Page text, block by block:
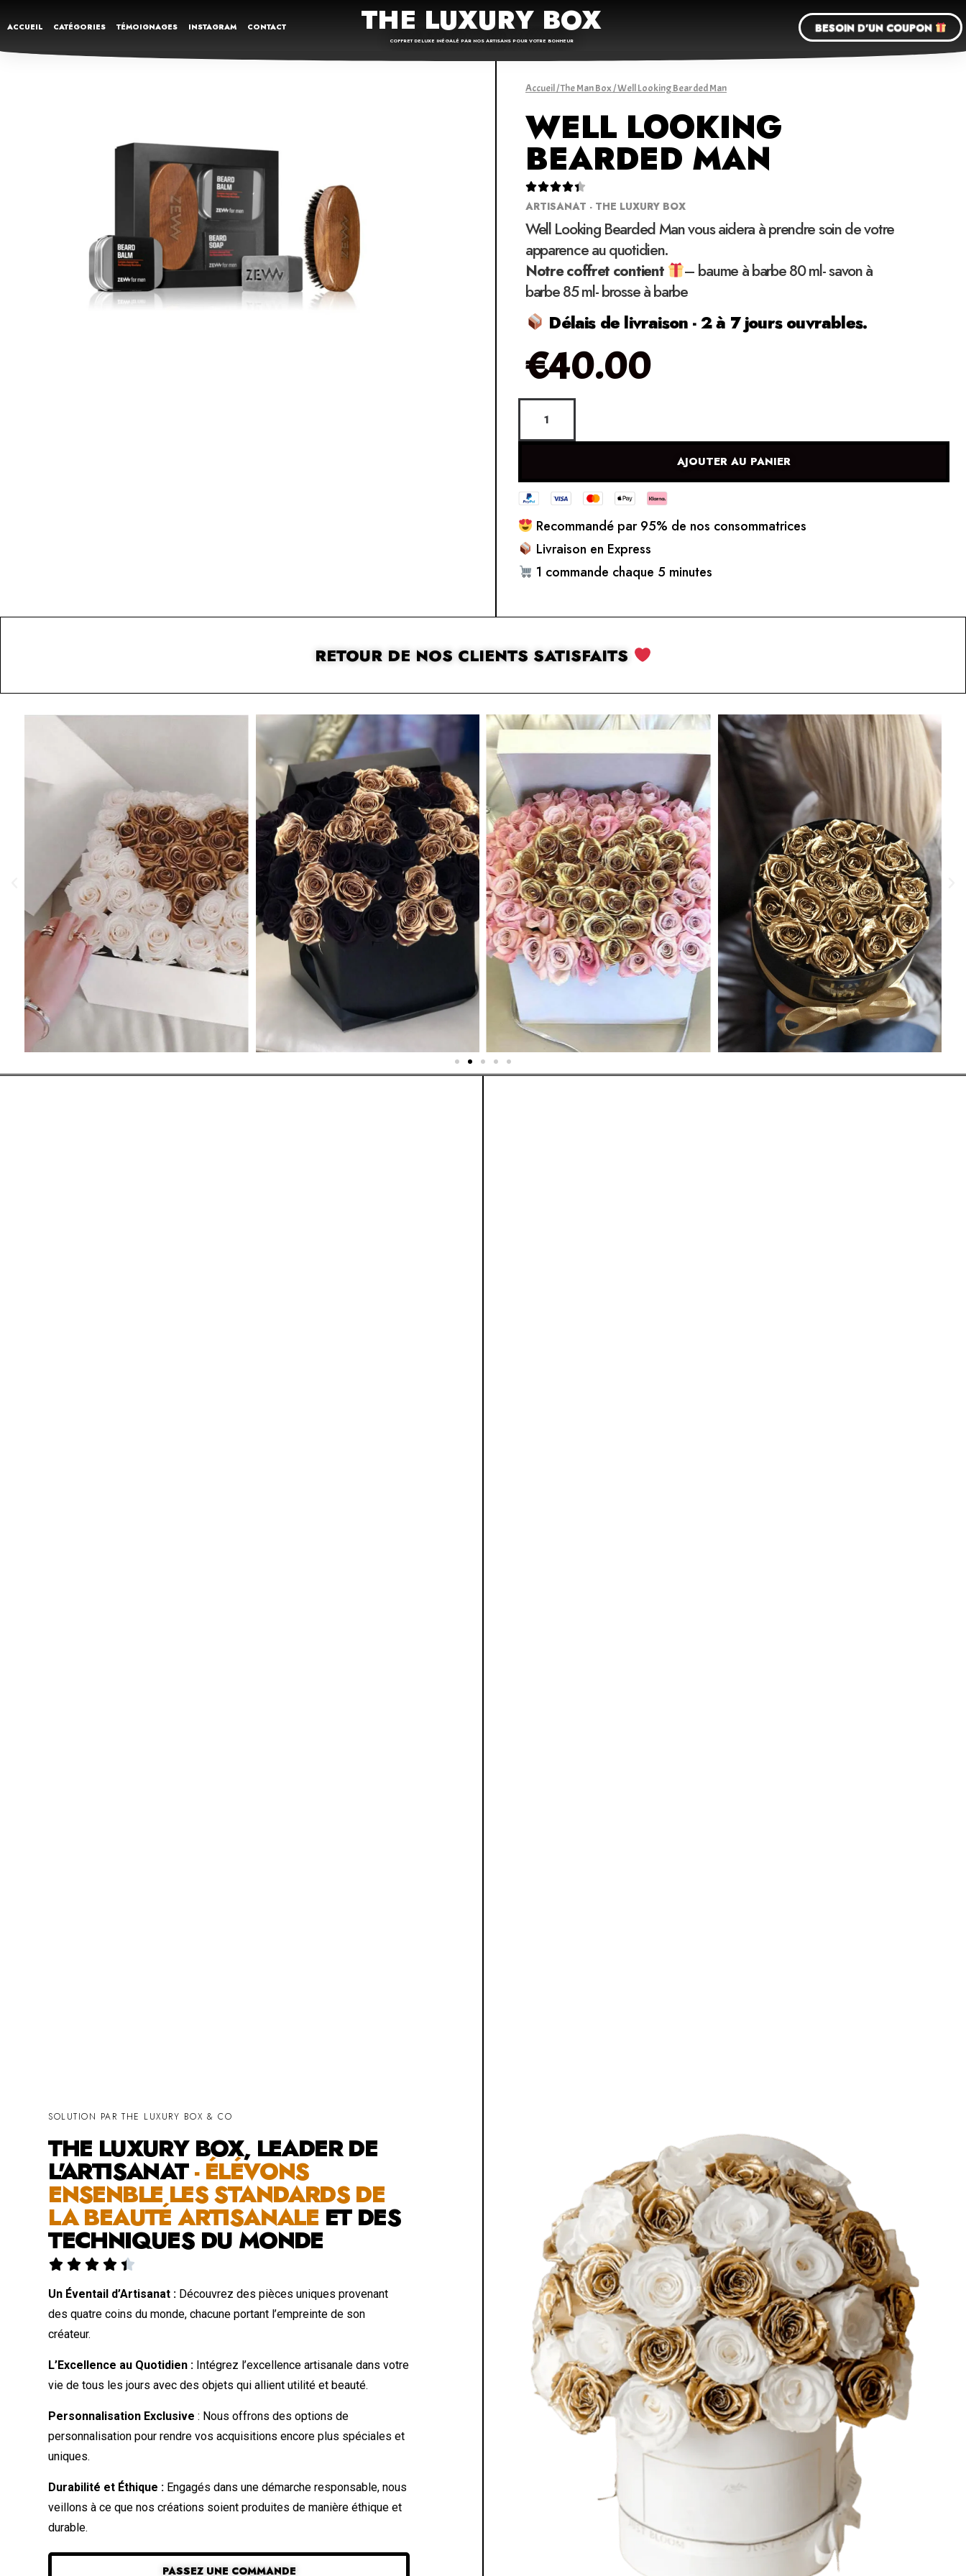
ACCUEIL CATÉGORIES TÉMOIGNAGES INSTAGRAM CONTACT THE LUXURY BOX
COFFRET DELUXE INÉGALÉ PAR NOS ARTISANS POUR VOTRE BONHEUR
BESOIN D'UN COUPON
Accueil/The Man Box/ Well Looking Bearded Man
WELL LOOKING
BEARDED MAN

ARTISANAT - THE LUXURY BOX
Well Looking Bearded Man vous aidera à prendre soin de votre
apparence au quotidien.
Notre coffret contient
– baume à barbe 80 ml- savon à
barbe 85 ml- brosse à barbe
Délais de livraison - 2 à 7 jours ouvrables.
€40.00
AJOUTER AU PANIER
Recommandé par 95% de nos consommatrices
Livraison en Express
1 commande chaque 5 minutes
RETOUR DE NOS CLIENTS SATISFAITS
SOLUTION PAR THE LUXURY BOX & CO
THE LUXURY BOX, LEADER DE
L'ARTISANAT- ÉLÉVONS
ENSENBLE LES STANDARDS DE
LA BEAUTÉ ARTISANALE ET DES
TECHNIQUES DU MONDE
    
Un Éventail d’Artisanat : Découvrez des pièces uniques provenant
des quatre coins du monde, chacune portant l’empreinte de son
créateur.
L’Excellence au Quotidien : Intégrez l’excellence artisanale dans votre
vie de tous les jours avec des objets qui allient utilité et beauté.
Personnalisation Exclusive : Nous offrons des options de
personnalisation pour rendre vos acquisitions encore plus spéciales et
uniques.
Durabilité et Éthique : Engagés dans une démarche responsable, nous
veillons à ce que nos créations soient produites de manière éthique et
durable.
PASSEZ UNE COMMANDE